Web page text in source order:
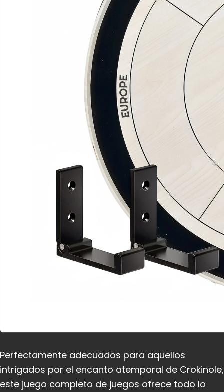
Perfectamente adecuados para aquellos
intrigados por el encanto atemporal de Crokinole,
este juego completo de juegos ofrece todo lo